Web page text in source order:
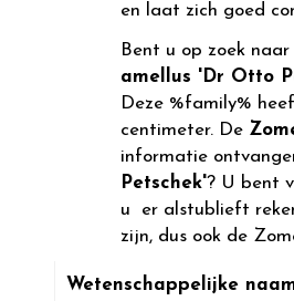
en laat zich goed
Bent u op zoek naar
amellus 'Dr Otto
Deze %family%
centimeter. De
informatie
Petschek'? U bent
u er alstublieft
zijn, dus ook de
Wetenschappelijke